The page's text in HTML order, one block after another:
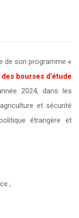
de son programme «
des bourses d’étude
2024, dans les
et sécurité
étrangère et
;